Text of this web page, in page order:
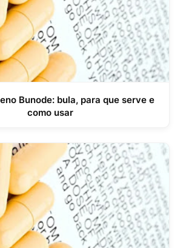
Bunode: bula, para que serve e
como usar